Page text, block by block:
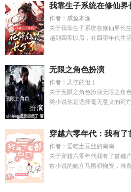
我靠生子系统在修仙界
作者：咸鱼本渔
关于我靠生子系统在修仙界长
越到四零以后，在四零年代生
无限之角色扮演
作者：悲伤的但丁
关于无限之角色扮演无限之角
类小说你是选择毫无意义的死
穿越六零年代：我有了
作者：爱吃土豆丝的南南
关于穿越六零年代我有了首都
数小说的她立马囤积物资，准